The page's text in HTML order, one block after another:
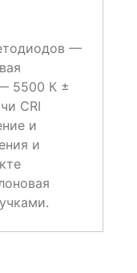
—
5500 К ±
CRI
и
и